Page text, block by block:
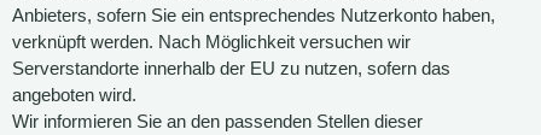
Anbieters, sofern Sie ein entsprechendes Nutzerkonto haben,
verknüpft werden. Nach Möglichkeit versuchen wir
Serverstandorte innerhalb der EU zu nutzen, sofern das
angeboten wird.
Wir informieren Sie an den passenden Stellen dieser